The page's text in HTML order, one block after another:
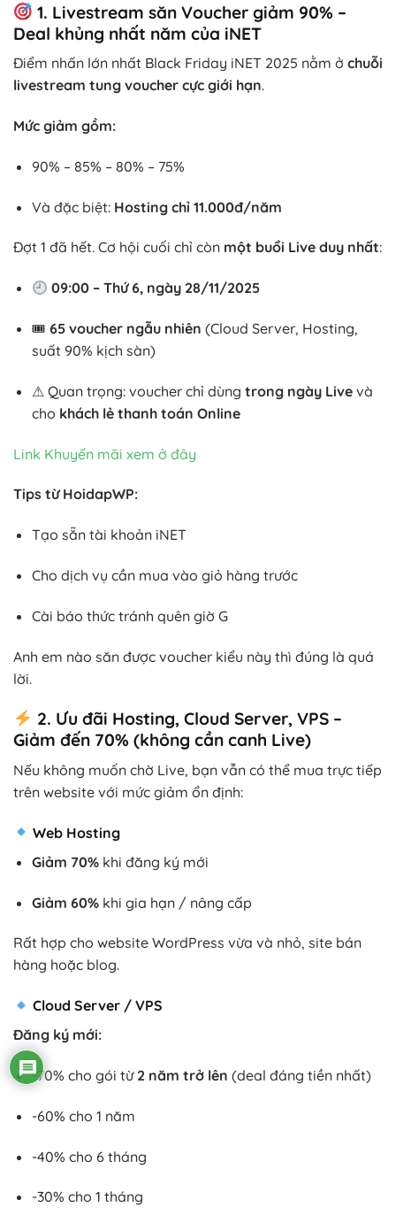
1. Livestream săn Voucher giảm 90% –
Deal khủng nhất năm của iNET
Điểm nhấn lớn nhất Black Friday iNET 2025 nằm ở chuỗi
livestream tung voucher cực giới hạn.
Mức giảm gồm:
90% – 85% – 80% – 75%
Và đặc biệt: Hosting chỉ 11.000đ/năm
Đợt 1 đã hết. Cơ hội cuối chỉ còn một buổi Live duy nhất:
09:00 – Thứ 6, ngày 28/11/2025
🎟 65 voucher ngẫu nhiên (Cloud Server, Hosting,
suất 90% kịch sàn)
⚠ Quan trọng: voucher chỉ dùng trong ngày Livevà
cho khách lẻ thanh toán Online
Link Khuyến mãi xem ở đây
Tips từ HoidapWP:
Tạo sẵn tài khoản iNET
Cho dịch vụ cần mua vào giỏ hàng trước
Cài báo thức tránh quên giờ G
Anh em nào săn được voucher kiểu này thì đúng là quá
lời.
2. Ưu đãi Hosting, Cloud Server, VPS –
Giảm đến 70% (không cần canh Live)
Nếu không muốn chờ Live, bạn vẫn có thể mua trực tiếp
trên website với mức giảm ổn định:
Web Hosting
Giảm 70%khi đăng ký mới
Giảm 60%khi gia hạn / nâng cấp
Rất hợp cho website WordPress vừa và nhỏ, site bán
hàng hoặc blog.
Cloud Server / VPS
Đăng ký mới:
-70% cho gói từ 2 năm trở lên (deal đáng tiền nhất)
-60% cho 1 năm
-40% cho 6 tháng
-30% cho 1 tháng